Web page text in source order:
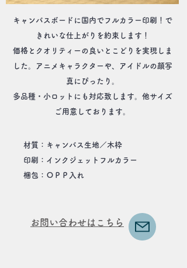
キャンバスボードに国内でフルカラー印刷！で
きれいな仕上がりを約束します！
価格とクオリティーの良いとこどりを実現しま
した。アニメキャラクターや、アイドルの顔写
真にぴったり。
多品種・小ロットにも対応致します。他サイズ
ご用意しております。
材質：キャンバス生地／木枠
印刷：インクジェットフルカラー
​梱包：ＯＰＰ入れ
​お問い合わせはこちら